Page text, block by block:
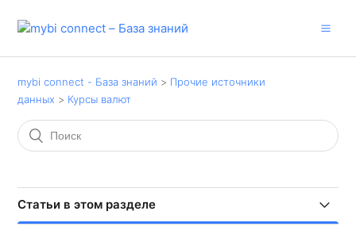
mybi connect - База знаний
Прочие источники
данных
Курсы валют
Статьи в этом разделе